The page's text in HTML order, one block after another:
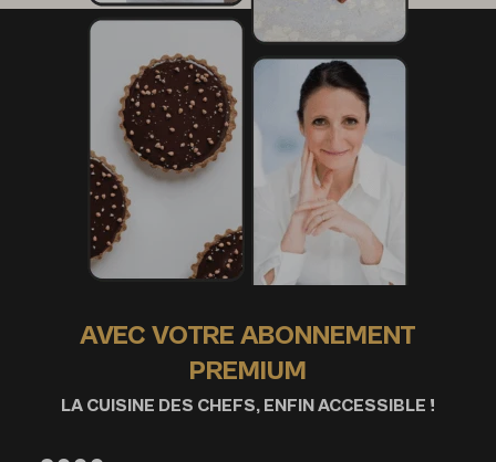
AVEC VOTRE ABONNEMENT
PREMIUM
LA CUISINE DES CHEFS, ENFIN ACCESSIBLE !